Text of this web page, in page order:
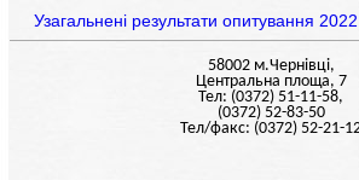
Узагальнені результати опитування 2022
58002 м.Чернiвцi,
Центральна площа, 7
Тел: (0372) 51-11-58,
(0372) 52-83-50
Тел/факс: (0372) 52-21-